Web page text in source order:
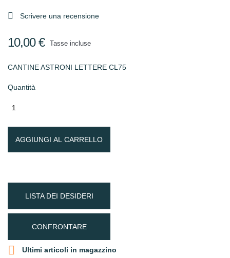
 Scrivere una recensione
10,00 € Tasse incluse
CANTINE ASTRONI LETTERE CL75
Quantità
AGGIUNGI AL CARRELLO
LISTA DEI DESIDERI
CONFRONTARE
 Ultimi articoli in magazzino